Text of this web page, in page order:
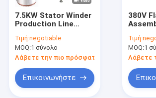
7.5KW Stator Winder
Production Line
Αυτοματοποιημένη
μηχανή περιστροφής
με καρφίτσες
Τιμή:negotiable
MOQ:1 σύνολο
Λάβετε την πιο πρόσφατη τιμή
Επικοινωνήστε
380V
μηχανή
με
Τιμή:
MOQ:1
Λάβετε